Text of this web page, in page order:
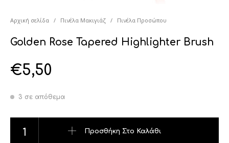
Αρχική σελίδα / Πινέλα Μακιγιάζ / Πινέλα Προσώπου
Golden Rose Tapered Highlighter Brush
€5,50
3 σε απόθεμα
Προσθήκη Στο Καλάθι